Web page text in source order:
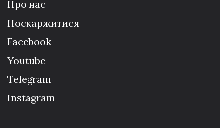
Про нас
Поскаржитися
Facebook
Youtube
Telegram
Instagram